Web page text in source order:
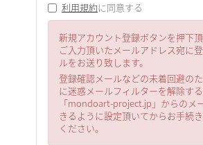
利用規約に同意する
新規アカウント登録ボタンを押下頂
ご入力頂いたメールアドレス宛に
ルをお送り致します。
登録確認メールなどの未着回避の
に迷惑メールフィルターを解除す
「mondoart-project.jp」からのメ
きるように設定頂いてからお手続
ください。